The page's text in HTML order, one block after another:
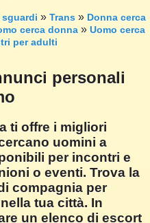
» Trans » Donna cerca
cerca donna » Uomo cerca
per adulti
personali
ti offre i migliori
uomini a
per incontri e
o eventi. Trova la
compagnia per
tua città. In
un elenco di escort